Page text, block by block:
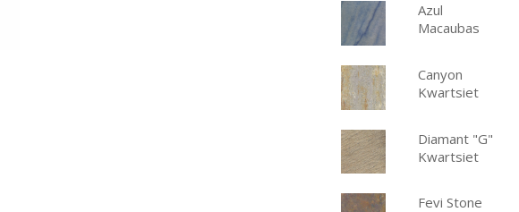
Azul
Macaubas
Canyon
Kwartsiet
Diamant "G"
Kwartsiet
Fevi Stone